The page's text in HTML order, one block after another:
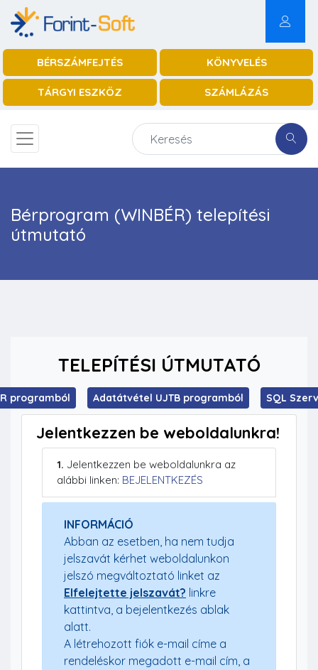
BÉRSZÁMFEJTÉS KÖNYVELÉS
TÁRGYI ESZKÖZ SZÁMLÁZÁS
Bérprogram (WINBÉR) telepítési
útmutató
TELEPÍTÉSI ÚTMUTATÓ
programból Adatátvétel UJTB programból SQL
Jelentkezzen be weboldalunkra!
1. Jelentkezzen be weboldalunkra az
alábbi linken: BEJELENTKEZÉS
INFORMÁCIÓ
Abban az esetben, ha nem tudja
jelszavát kérhet weboldalunkon
jelszó megváltoztató linket az
Elfelejtette jelszavát? linkre
kattintva, a bejelentkezés ablak
alatt.
A létrehozott fiók e-mail címe a
rendeléskor megadott e-mail cím, a